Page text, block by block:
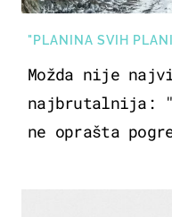
"PLANINA SVIH
Možda nije
najbrutalnija:
ne oprašta